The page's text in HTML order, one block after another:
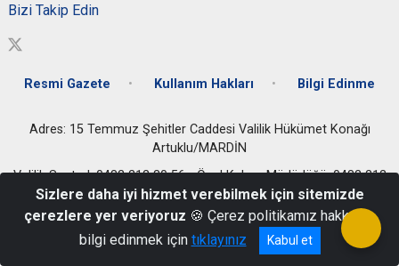
Bizi Takip Edin
Resmi Gazete Kullanım Hakları Bilgi Edinme
Adres: 15 Temmuz Şehitler Caddesi Valilik Hükümet Konağı
Artuklu/MARDİN
Valilik Santral: 0482 212 30 56 - Özel Kalem Müdürlüğü: 0482 212
37 41
Sizlere daha iyi hizmet verebilmek için sitemizde
çerezlere yer veriyoruz 🍪 Çerez politikamız hakkında
bilgi edinmek için tıklayınız Kabul et